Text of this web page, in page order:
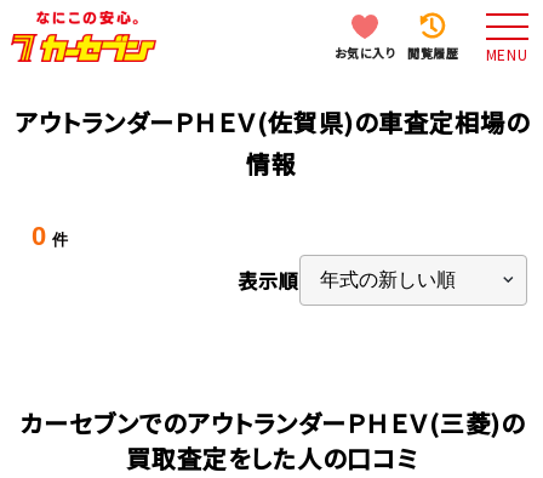
お気に入り 閲覧履歴 MENU
アウトランダーＰＨＥＶ(佐賀県)の車査定相場の
情報
0 件
表示順
カーセブンでのアウトランダーＰＨＥＶ(三菱)の
買取査定をした人の口コミ